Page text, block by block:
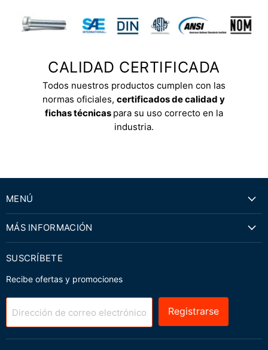
CALIDAD CERTIFICADA
Todos nuestros productos cumplen con las
normas oficiales,certificados de calidad y
fichas técnicas para su uso correcto en la
industria.
MENÚ
MÁS INFORMACIÓN
SUSCRÍBETE
Recibe ofertas y promociones
Dirección de correo electrónico Registrarse